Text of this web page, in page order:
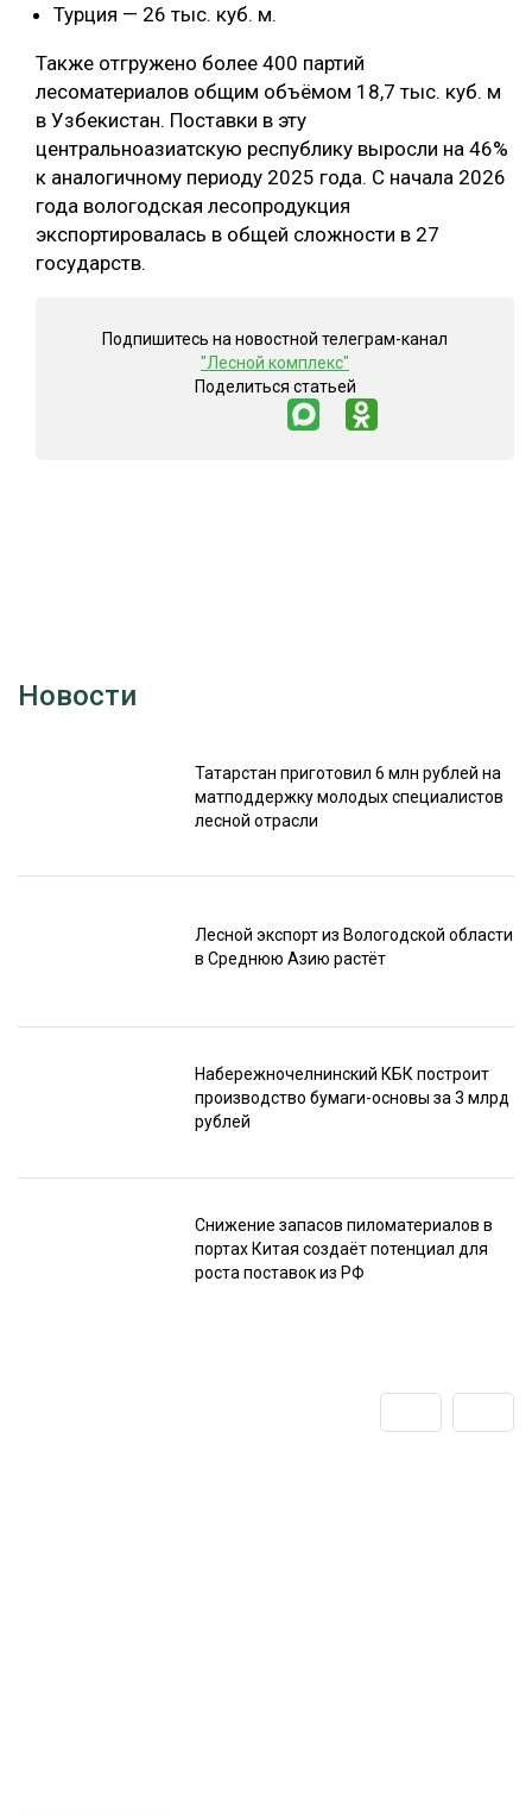
Турция — 26 тыс. куб. м.
Также отгружено более 400 партий
лесоматериалов общим объёмом 18,7 тыс. куб. м
в Узбекистан. Поставки в эту
центральноазиатскую республику выросли на 46%
к аналогичному периоду 2025 года. С начала 2026
года вологодская лесопродукция
экспортировалась в общей сложности в 27
государств.
Подпишитесь на новостной телеграм-канал
"Лесной комплекс"
Поделиться статьей
Новости
Татарстан приготовил 6 млн рублей на
матподдержку молодых специалистов
лесной отрасли
Лесной экспорт из Вологодской области
в Среднюю Азию растёт
Набережночелнинский КБК построит
производство бумаги-основы за 3 млрд
рублей
Снижение запасов пиломатериалов в
портах Китая создаёт потенциал для
роста поставок из РФ